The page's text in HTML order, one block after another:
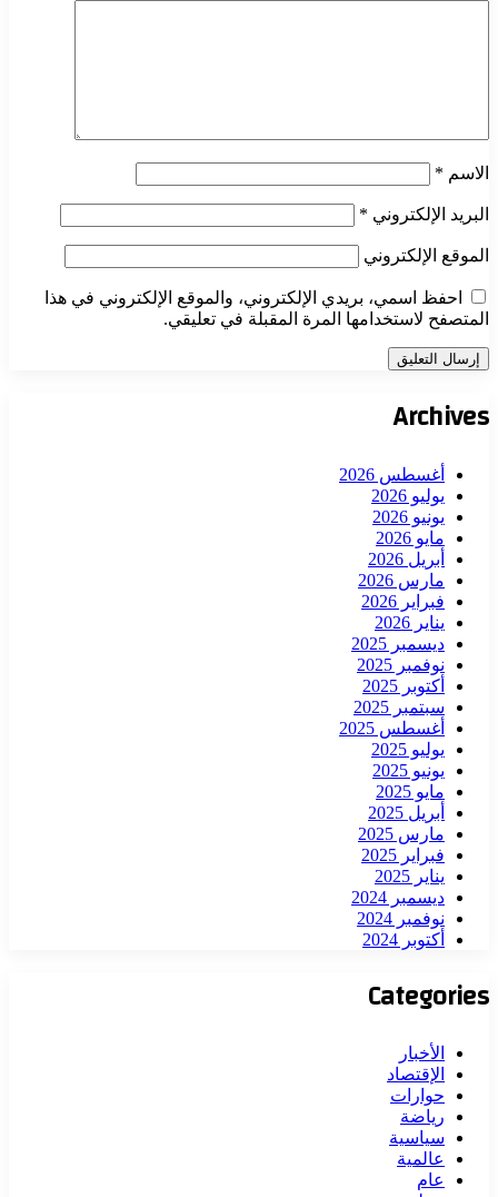
الاسم *
البريد الإلكتروني *
الموقع الإلكتروني
احفظ اسمي، بريدي الإلكتروني، والموقع الإلكتروني في هذا
المتصفح لاستخدامها المرة المقبلة في تعليقي.
Archives
أغسطس 2026
يوليو 2026
يونيو 2026
مايو 2026
أبريل 2026
مارس 2026
فبراير 2026
يناير 2026
ديسمبر 2025
نوفمبر 2025
أكتوبر 2025
سبتمبر 2025
أغسطس 2025
يوليو 2025
يونيو 2025
مايو 2025
أبريل 2025
مارس 2025
فبراير 2025
يناير 2025
ديسمبر 2024
نوفمبر 2024
أكتوبر 2024
Categories
الأخبار
الإقتصاد
حوارات
رياضة
سياسية
عالمية
عام